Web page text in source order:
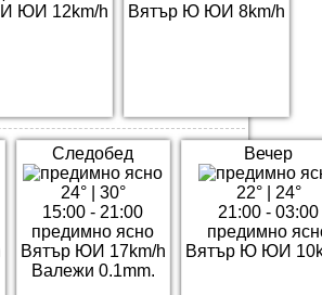
И ЮИ 12km/h
Вятър Ю ЮИ 8km/h
Следобед
24°| 30°
15:00 - 21:00
предимно ясно
Вятър ЮИ 17km/h
Валежи 0.1mm.
Вечер
22°| 24°
21:00 - 03:00
предимно
Вятър Ю ЮИ